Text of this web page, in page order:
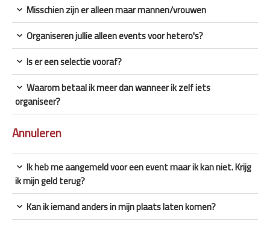
Misschien zijn er alleen maar mannen/vrouwen
Organiseren jullie alleen events voor hetero's?
Is er een selectie vooraf?
Waarom betaal ik meer dan wanneer ik zelf iets
organiseer?
Annuleren
Ik heb me aangemeld voor een event maar ik kan niet. Krijg
ik mijn geld terug?
Kan ik iemand anders in mijn plaats laten komen?